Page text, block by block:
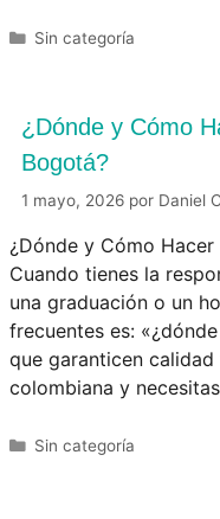
Sin categoría
¿Dónde y Cómo
Bogotá?
1 mayo, 2026 por Daniel
¿Dónde y Cómo
Cuando tienes la
una graduación o un
frecuentes es:
que garanticen
colombiana y
Sin categoría